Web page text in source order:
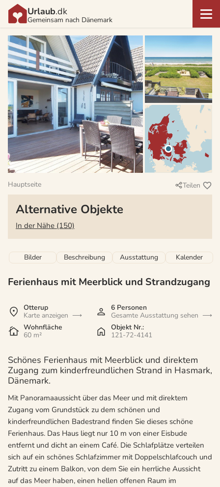
Urlaub.dk
Gemeinsam nach Dänemark
Hauptseite Teilen
Alternative Objekte
In der Nähe (150)
Bilder Beschreibung Ausstattung Kalender
Ferienhaus mit Meerblick und Strandzugang
Otterup
Karte anzeigen
6 Personen
Gesamte Ausstattung sehen
Wohnfläche
60 m²
Objekt Nr.:
121-72-4141
Schönes Ferienhaus mit Meerblick und direktem
Zugang zum kinderfreundlichen Strand in Hasmark,
Dänemark.
Mit Panoramaaussicht über das Meer und mit direktem
Zugang vom Grundstück zu dem schönen und
kinderfreundlichen Badestrand finden Sie dieses schöne
Ferienhaus. Das Haus liegt nur 10 m von einer Eisbude
entfernt und dicht an einem Café. Die Schlafplätze verteilen
sich auf ein schönes Schlafzimmer mit Doppelschlafcouch und
Zutritt zu einem Balkon, von dem Sie ein herrliche Aussicht
auf das Meer haben, einen hellen offenen Raum im